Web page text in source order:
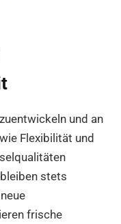
und an
Flexibilität und
stets
frische